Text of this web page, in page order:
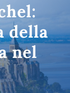
della
nel